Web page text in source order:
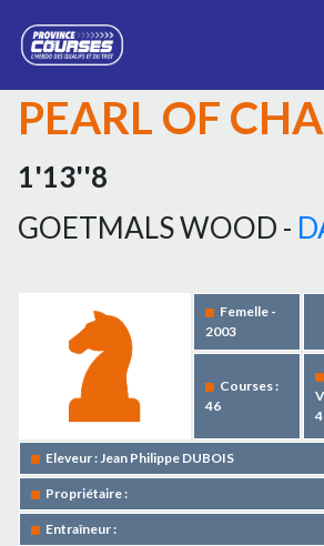
PEARL OF
1'13''8
GOETMALS WOOD -
Femelle -
2003
Courses :
46
4
Eleveur : Jean Philippe DUBOIS
Propriétaire :
Entraîneur :